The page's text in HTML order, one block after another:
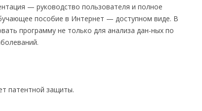
— руководство пользователя и полное
пособие в Интернет — доступном виде. В
программу не только для анализа дан-ных по
патентной защиты.